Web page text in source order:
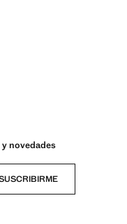
novedades